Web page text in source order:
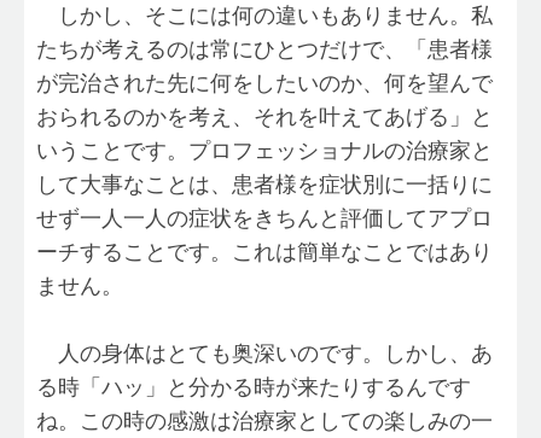
しかし、そこには何の違いもありません。私
たちが考えるのは常にひとつだけで、「患者様
が完治された先に何をしたいのか、何を望んで
おられるのかを考え、それを叶えてあげる」と
いうことです。プロフェッショナルの治療家と
して大事なことは、患者様を症状別に一括りに
せず一人一人の症状をきちんと評価してアプロ
ーチすることです。これは簡単なことではあり
ません。
人の身体はとても奥深いのです。しかし、あ
る時「ハッ」と分かる時が来たりするんです
ね。この時の感激は治療家としての楽しみの一